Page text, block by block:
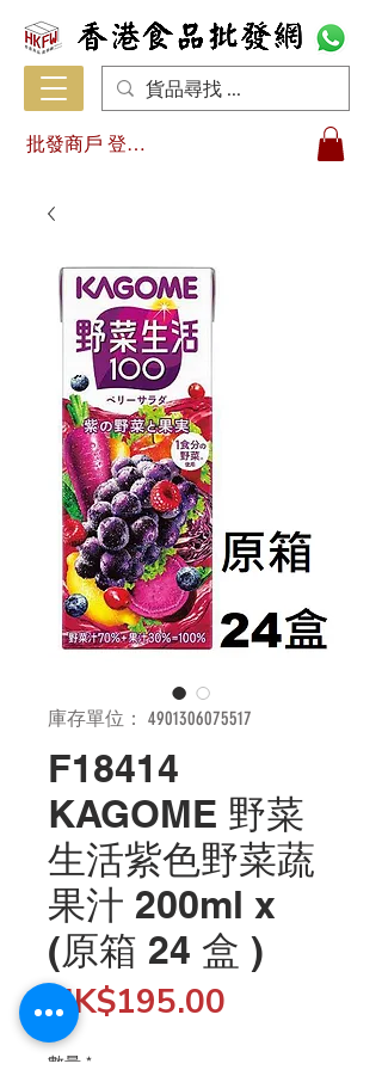
批發商戶 登入/註冊
庫存單位： 4901306075517
F18414
KAGOME 野菜
生活紫色野菜蔬
果汁 200ml x
(原箱 24 盒 )
HK$195.00
數量 *